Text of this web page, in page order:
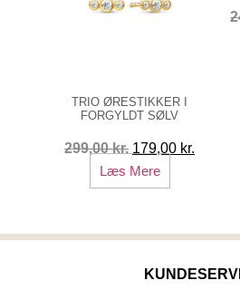
TRIO ØRESTIKKER I
FORGYLDT SØLV
299,00kr. Den
oprindelige
pris
299,00 kr..
179,00 kr.
Læs Mere